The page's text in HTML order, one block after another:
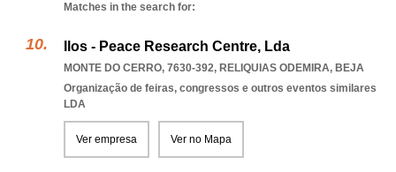
Matches in the search for:
Ilos - Peace Research Centre, Lda
MONTE DO CERRO, 7630-392, RELIQUIAS ODEMIRA, BEJA
Organização de feiras, congressos e outros eventos similares
LDA
Ver empresa Ver no Mapa